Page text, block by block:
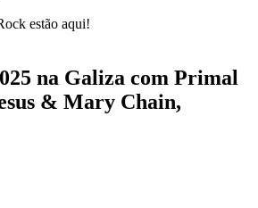
estão aqui!
na Galiza com Primal
& Mary Chain,